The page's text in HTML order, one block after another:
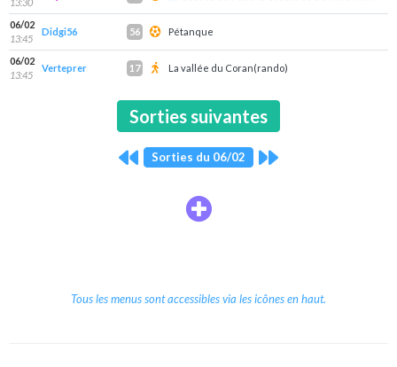
06/02
13:45
Didgi56 56 Pétanque
06/02
13:45
Verteprer 17 La vallée du Coran(rando)
Sorties suivantes
Sorties du 06/02
Tous les menus sont accessibles via les icônes en haut.